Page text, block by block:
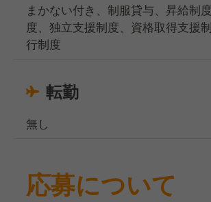
まかない付き、制服貸与、昇給制
度、独立支援制度、資格取得支援
行制度
転勤
無し
応募について